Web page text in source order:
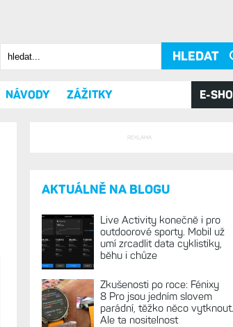
Vyhledávání
Hledat
NÁVODY ZÁŽITKY E-
REKLAMA
AKTUÁLNĚ NA BLOGU
Live Activity konečně i pro
outdoorové sporty. Mobil už
umí zrcadlit data cyklistiky,
běhu i chůze
Zkušenosti po roce: Fénixy
8 Pro jsou jedním slovem
parádní, těžko něco vytknout.
Ale ta nositelnost